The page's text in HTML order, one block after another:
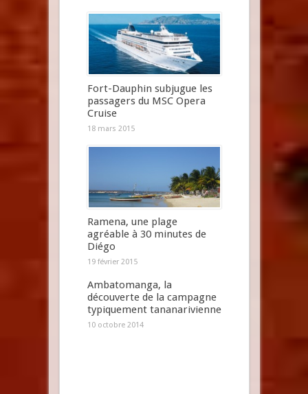
Fort-Dauphin subjugue les
passagers du MSC Opera
Cruise
18 mars 2015
Ramena, une plage
agréable à 30 minutes de
Diégo
19 février 2015
Ambatomanga, la
découverte de la campagne
typiquement tananarivienne
10 octobre 2014